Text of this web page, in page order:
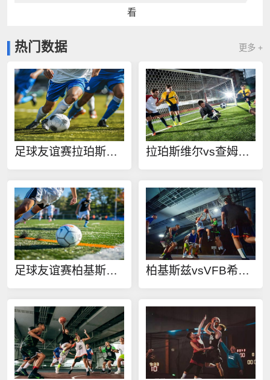
看
热门数据 更多 +
足球友谊赛拉珀斯维尔vs查姆在线观看 拉珀斯维尔vs查姆直播
足球友谊赛柏基斯兹vsVFB希尔顿在线观看 柏基斯兹vsVFB希尔顿直播